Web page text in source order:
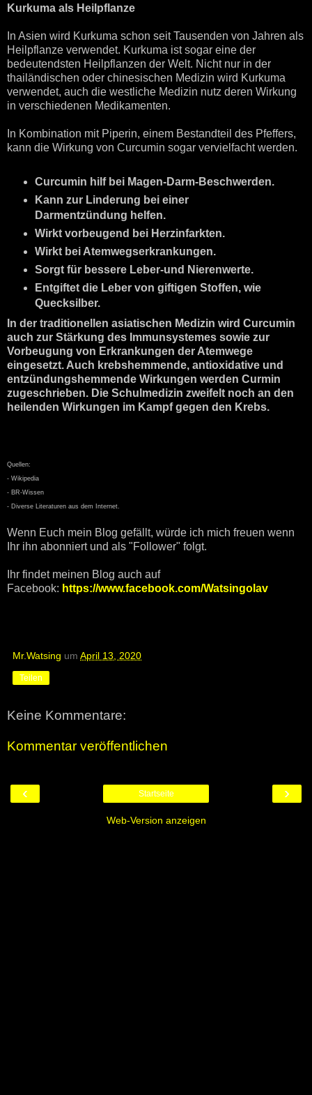
Kurkuma als Heilpflanze
In Asien wird Kurkuma schon seit Tausenden von Jahren als
Heilpflanze verwendet. Kurkuma ist sogar eine der
bedeutendsten Heilpflanzen der Welt. Nicht nur in der
thailändischen oder chinesischen Medizin wird Kurkuma
verwendet, auch die westliche Medizin nutz deren Wirkung
in verschiedenen Medikamenten.
In Kombination mit Piperin, einem Bestandteil des Pfeffers,
kann die Wirkung von Curcumin sogar vervielfacht werden.
Curcumin hilf bei Magen-Darm-Beschwerden.
Kann zur Linderung bei einer
Darmentzündung helfen.
Wirkt vorbeugend bei Herzinfarkten.
Wirkt bei Atemwegserkrankungen.
Sorgt für bessere Leber-und Nierenwerte.
Entgiftet die Leber von giftigen Stoffen, wie
Quecksilber.
In der traditionellen asiatischen Medizin wird Curcumin
auch zur Stärkung des Immunsystemes sowie zur
Vorbeugung von Erkrankungen der Atemwege
eingesetzt. Auch krebshemmende, antioxidative und
entzündungshemmende Wirkungen werden Curmin
zugeschrieben. Die Schulmedizin zweifelt noch an den
heilenden Wirkungen im Kampf gegen den Krebs.
Quellen:
- Wikipedia
- BR-Wissen
- Diverse Literaturen aus dem Internet.
Wenn Euch mein Blog gefällt, würde ich mich freuen wenn
Ihr ihn abonniert und als "Follower" folgt.
Ihr findet meinen Blog auch auf
Facebook: https://www.facebook.com/Watsingolav
Mr.Watsing um April 13, 2020
Teilen
Keine Kommentare:
Kommentar veröffentlichen
‹ ›
Startseite
Web-Version anzeigen